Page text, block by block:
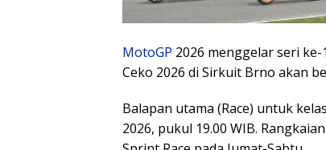
MotoGP 2026 menggelar seri
Ceko 2026 di Sirkuit Brno akan
Balapan utama (Race) untuk
2026, pukul 19.00 WIB.